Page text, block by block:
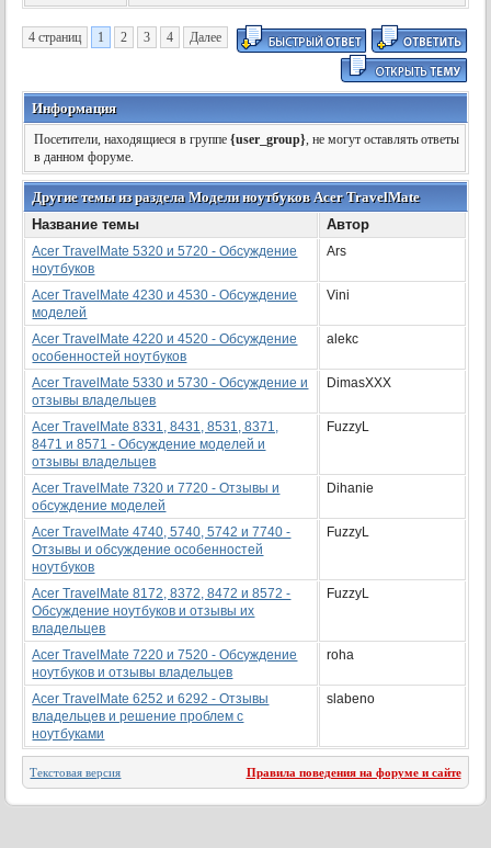
4 страниц 1 2 3 4 Далее
Информация
Посетители, находящиеся в группе{user_group}, не могут оставлять ответы
в данном форуме.
Другие темы из раздела Модели ноутбуков Acer TravelMate
Название темы
Автор
Acer TravelMate 5320 и 5720 - Обсуждение
ноутбуков
Ars
Аcer TravelMate 4230 и 4530 - Обсуждение
моделей
Vini
Acer ТravelMate 4220 и 4520 - Обсуждение
особенностей ноутбуков
alekc
Acer TravelMate 5330 и 5730 - Обсуждение и
отзывы владельцев
DimasXXX
Acer TravelMate 8331, 8431, 8531, 8371,
8471 и 8571 - Обсуждение моделей и
отзывы владельцев
FuzzyL
Acer TravelMate 7320 и 7720 - Отзывы и
обсуждение моделей
Dihanie
Acer TravelMate 4740, 5740, 5742 и 7740 -
Отзывы и обсуждение особенностей
ноутбуков
FuzzyL
Acer TravelMate 8172, 8372, 8472 и 8572 -
Обсуждение ноутбуков и отзывы их
владельцев
FuzzyL
Acer TravelMate 7220 и 7520 - Обсуждение
ноутбуков и отзывы владельцев
roha
Acer TravelMate 6252 и 6292 - Отзывы
владельцев и решение проблем с
ноутбуками
slabeno
Текстовая версия Правила поведения на форуме и сайте